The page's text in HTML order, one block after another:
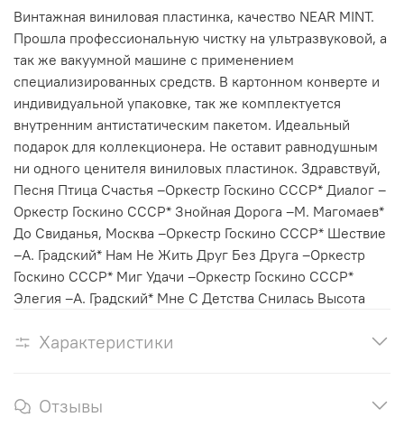
Винтажная виниловая пластинка, качество NEAR MINT.
Прошла профессиональную чистку на ультразвуковой, а
так же вакуумной машине с применением
специализированных средств. В картонном конверте и
индивидуальной упаковке, так же комплектуется
внутренним антистатическим пакетом. Идеальный
подарок для коллекционера. Не оставит равнодушным
ни одного ценителя виниловых пластинок. Здравствуй,
Песня Птица Счастья –Оркестр Госкино СССР* Диалог –
Оркестр Госкино СССР* Знойная Дорога –М. Магомаев*
До Свиданья, Москва –Оркестр Госкино СССР* Шествие
–А. Градский* Нам Не Жить Друг Без Друга –Оркестр
Госкино СССР* Миг Удачи –Оркестр Госкино СССР*
Элегия –А. Градский* Мне С Детства Снилась Высота
Характеристики
Отзывы